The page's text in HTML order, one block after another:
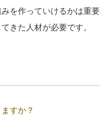
を作っていけるかは重要
きた人材が必要です。
すか？